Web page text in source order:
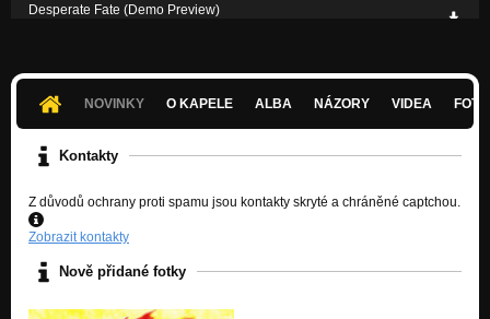
Desperate Fate (Demo Preview)
NOVINKY O KAPELE ALBA NÁZORY VIDEA
Kontakty
Z důvodů ochrany proti spamu jsou kontakty skryté a chráněné captchou.
Zobrazit kontakty
Nově přidané fotky